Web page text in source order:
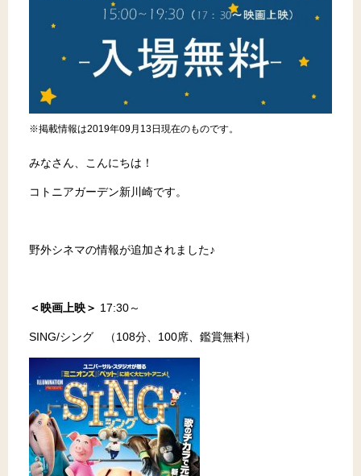
※掲載情報は2019年09月13日現在のものです。
みなさん、こんにちは！
コトニアガーデン新川崎です。
野外シネマの情報が追加されました♪
＜映画上映＞ 17:30～
SING/シング （108分、100席、鑑賞無料）